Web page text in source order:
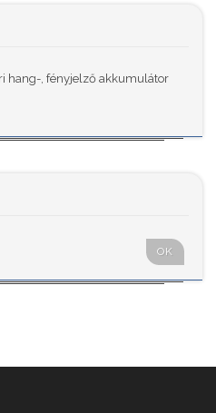
hang-, fényjelző akkumulátor
OK